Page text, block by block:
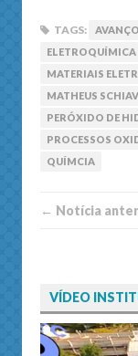
TAGS:
ELETROQUÍMICA
MATERIAIS
MATHEUS
PERÓXIDO DE
PROCESSOS
QUÍMCIA
← Notí­cia
VÍDEO